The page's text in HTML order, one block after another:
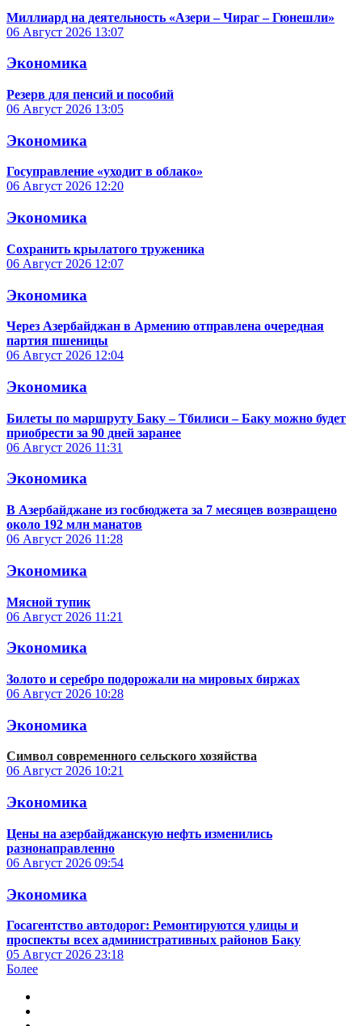
Миллиард на деятельность «Азери – Чираг – Гюнешли»
06 Август 2026 13:07
Экономика
Резерв для пенсий и пособий
06 Август 2026 13:05
Экономика
Госуправление «уходит в облако»
06 Август 2026 12:20
Экономика
Сохранить крылатого труженика
06 Август 2026 12:07
Экономика
Через Азербайджан в Армению отправлена очередная
партия пшеницы
06 Август 2026 12:04
Экономика
Билеты по маршруту Баку – Тбилиси – Баку можно будет
приобрести за 90 дней заранее
06 Август 2026 11:31
Экономика
В Азербайджане из госбюджета за 7 месяцев возвращено
около 192 млн манатов
06 Август 2026 11:28
Экономика
Мясной тупик
06 Август 2026 11:21
Экономика
Золото и серебро подорожали на мировых биржах
06 Август 2026 10:28
Экономика
Символ современного сельского хозяйства
06 Август 2026 10:21
Экономика
Цены на азербайджанскую нефть изменились
разнонаправленно
06 Август 2026 09:54
Экономика
Госагентство автодорог: Ремонтируются улицы и
проспекты всех административных районов Баку
05 Август 2026 23:18
Более